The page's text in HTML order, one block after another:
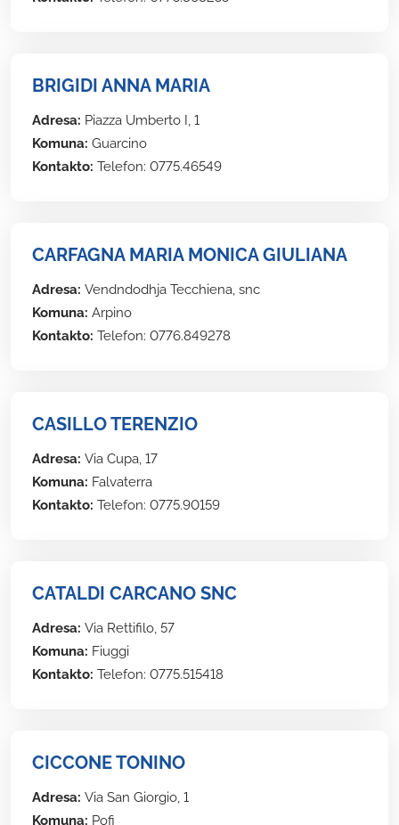
BRIGIDI ANNA MARIA
Adresa: Piazza Umberto I, 1
Komuna: Guarcino
Kontakto: Telefon: 0775.46549
CARFAGNA MARIA MONICA GIULIANA
Adresa: Vendndodhja Tecchiena, snc
Komuna: Arpino
Kontakto: Telefon: 0776.849278
CASILLO TERENZIO
Adresa: Via Cupa, 17
Komuna: Falvaterra
Kontakto: Telefon: 0775.90159
CATALDI CARCANO SNC
Adresa: Via Rettifilo, 57
Komuna: Fiuggi
Kontakto: Telefon: 0775.515418
CICCONE TONINO
Adresa: Via San Giorgio, 1
Komuna: Pofi